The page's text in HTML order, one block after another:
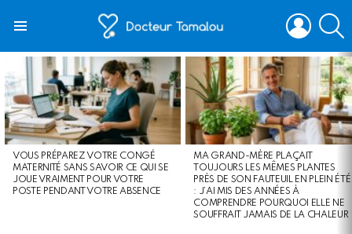
LOGIN
STORIES
VOUS PRÉPAREZ VOTRE CONGÉ
MATERNITÉ SANS SAVOIR CE QUI SE
JOUE VRAIMENT POUR VOTRE
POSTE PENDANT VOTRE ABSENCE
MA GRAND-MÈRE PLAÇAIT
TOUJOURS LES MÊMES PLANTES
PRÈS DE SON FAUTEUIL EN PLEIN ÉTÉ
: J’AI MIS DES ANNÉES À
COMPRENDRE POURQUOI ELLE NE
SOUFFRAIT JAMAIS DE LA CHALEUR